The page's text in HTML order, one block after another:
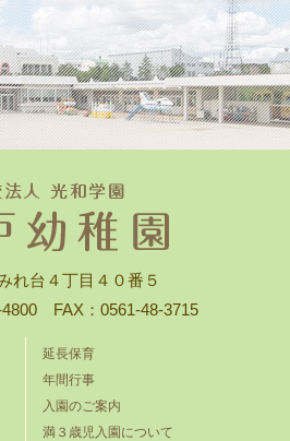
れ台４丁目４０番５
4800 FAX：0561-48-3715
延長保育
年間行事
入園のご案内
満３歳児入園について